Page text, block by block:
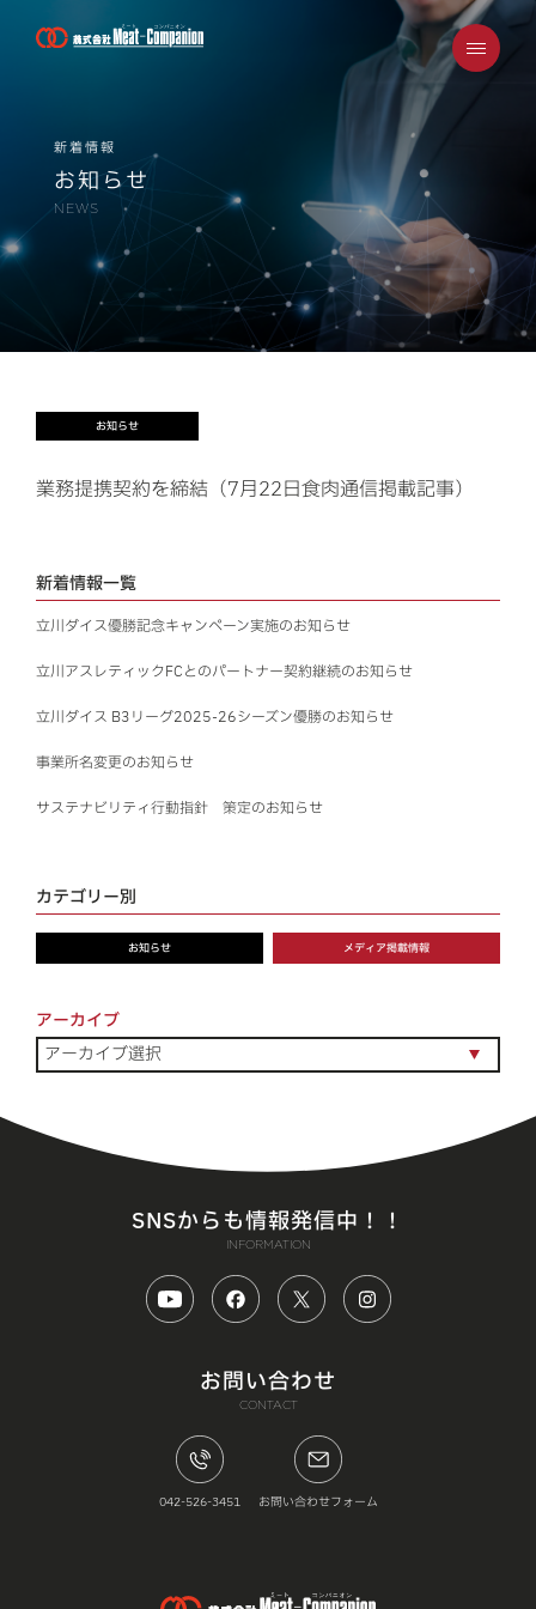
ミート・コンパニオンについて
会社概要
事業案内/取り扱い商品
安心安全・SDGｓへの取り組み
お知らせ・メディア掲載情報
お問い合わせ
プライバシーポリシー
新着情報
お知らせ
NEWS
お知らせ
業務提携契約を締結（7月22日食肉通信掲載記事）
新着情報一覧
立川ダイス優勝記念キャンペーン実施のお知らせ
立川アスレティックFCとのパートナー契約継続のお知らせ
立川ダイス B3リーグ2025-26シーズン優勝のお知らせ
事業所名変更のお知らせ
サステナビリティ行動指針 策定のお知らせ
カテゴリー別
お知らせ メディア掲載情報
アーカイブ
SNSからも情報発信中！！
INFORMATION
お問い合わせ
CONTACT
042-526-3451 お問い合わせフォーム